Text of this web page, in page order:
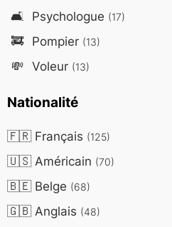
🛋️ Psychologue (17)
🚒 Pompier (13)
💸 Voleur (13)
Nationalité
🇫🇷Français (125)
🇺🇸Américain (70)
🇧🇪Belge (68)
🇬🇧Anglais (48)